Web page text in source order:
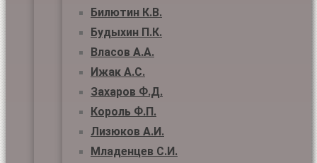
Билютин К.В.
Будыхин П.К.
Власов А.А.
Ижак А.С.
Захаров Ф.Д.
Король Ф.П.
Лизюков А.И.
Младенцев С.И.